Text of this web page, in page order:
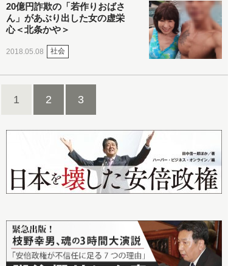
20億円詐欺の「若作りおばさ
ん」があぶり出した女の虚栄
心＜北条かや＞
2018.05.08 社会
1 2 3